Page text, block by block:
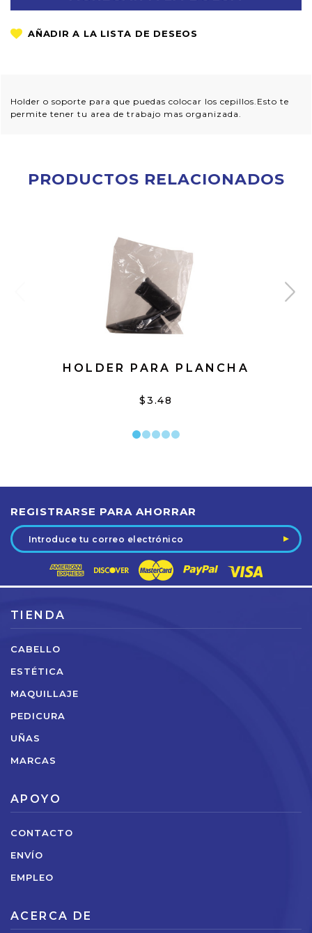
Holder o soporte para que puedas colocar los cepillos.Esto te
permite tener tu area de trabajo mas organizada.
PRODUCTOS RELACIONADOS
HOLDER PARA PLANCHA
$3.48
REGISTRARSE PARA AHORRAR
Dirección
de
electrónico
TIENDA
CABELLO
ESTÉTICA
MAQUILLAJE
PEDICURA
UÑAS
MARCAS
APOYO
CONTACTO
ENVÍO
EMPLEO
ACERCA DE